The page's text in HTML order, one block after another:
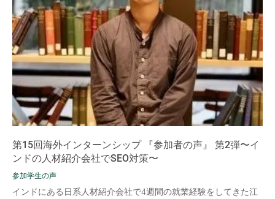
第15回海外インターンシップ 『参加者の声』 第2弾〜イ
ンドの人材紹介会社でSEO対策〜
参加学生の声
インドにある日系人材紹介会社で4週間の就業経験をしてきた江